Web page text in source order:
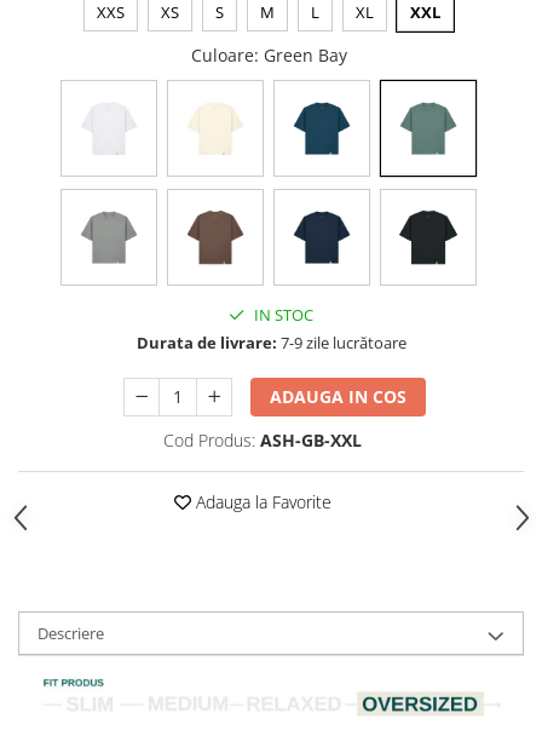
XXS XS S M L XL XXL
Culoare: Green Bay
IN STOC
Durata de livrare: 7-9 zile lucrătoare
ADAUGA IN COS
Cod Produs: ASH-GB-XXL
Adauga la Favorite
Descriere